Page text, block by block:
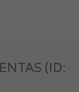
(ID: